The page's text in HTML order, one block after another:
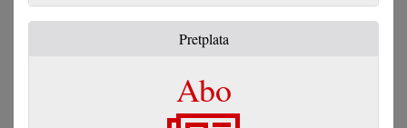
Pretplata
Abo